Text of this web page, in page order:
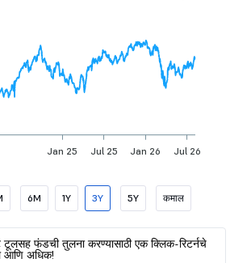
Jan 25 Jul 25 Jan 26 Jul 26
6M 1Y 3Y 5Y कमाल
टूलसह फंडची तुलना करण्यासाठी एक क्लिक-रिटर्नचे
आणि अधिक!